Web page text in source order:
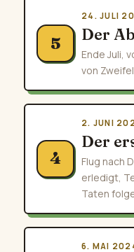
5
24. JULI
Der
Ende Juli,
von
4
2. JUNI
Der
Flug nach
erledigt,
Taten
6. MAI